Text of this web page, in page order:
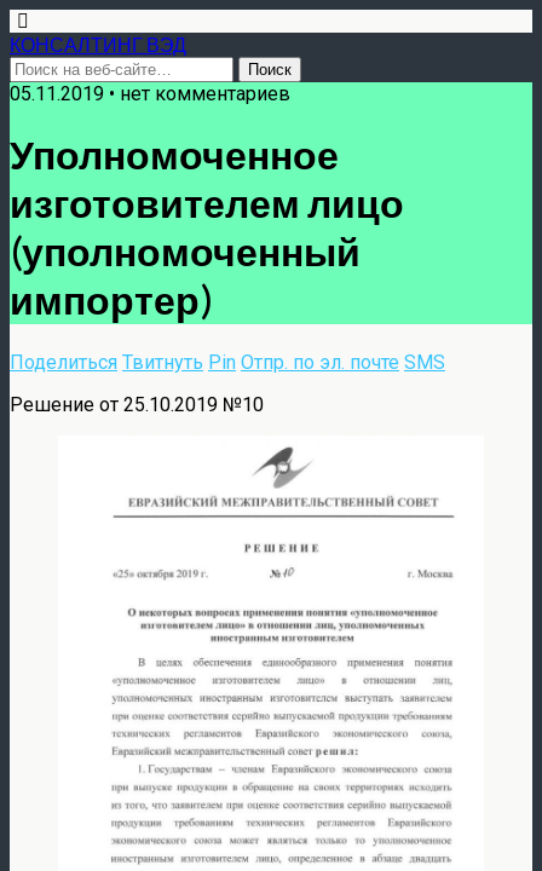
КОНСАЛТИНГ ВЭД
05.11.2019 • нет комментариев
Уполномоченное
изготовителем лицо
(уполномоченный
импортер)
Поделиться Твитнуть Pin Отпр. по эл. почте SMS
Решение от 25.10.2019 №10